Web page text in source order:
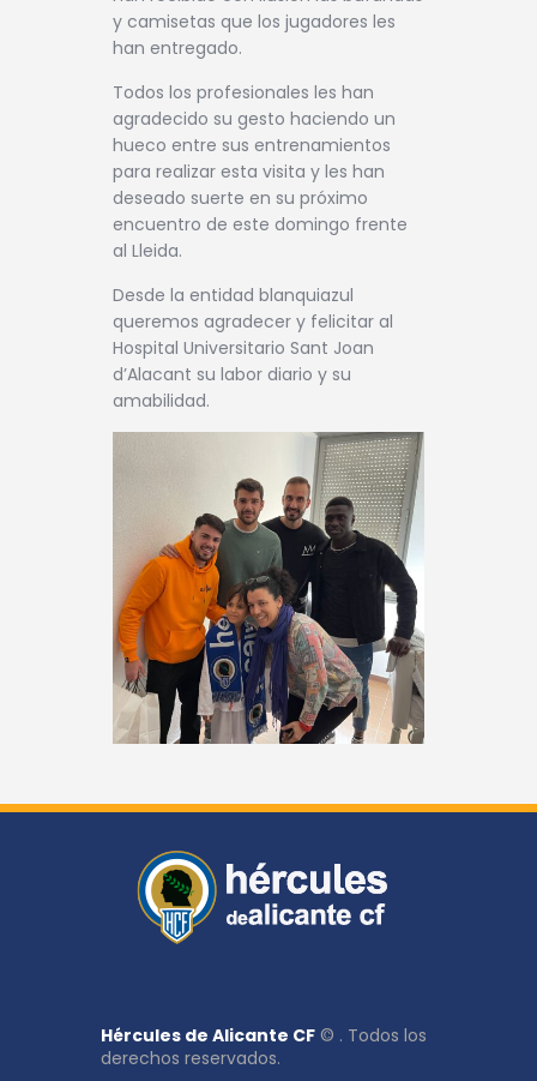
y camisetas que los jugadores les
han entregado.
Todos los profesionales les han
agradecido su gesto haciendo un
hueco entre sus entrenamientos
para realizar esta visita y les han
deseado suerte en su próximo
encuentro de este domingo frente
al Lleida.
Desde la entidad blanquiazul
queremos agradecer y felicitar al
Hospital Universitario Sant Joan
d’Alacant su labor diario y su
amabilidad.
Hércules de Alicante CF © . Todos los
derechos reservados.